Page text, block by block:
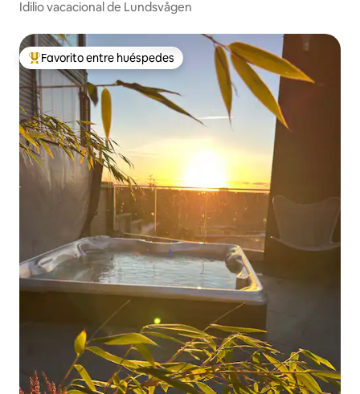
Idilio vacacional de Lundsvågen
Favorito entre huéspedes preferido
Favorito entre huéspedes